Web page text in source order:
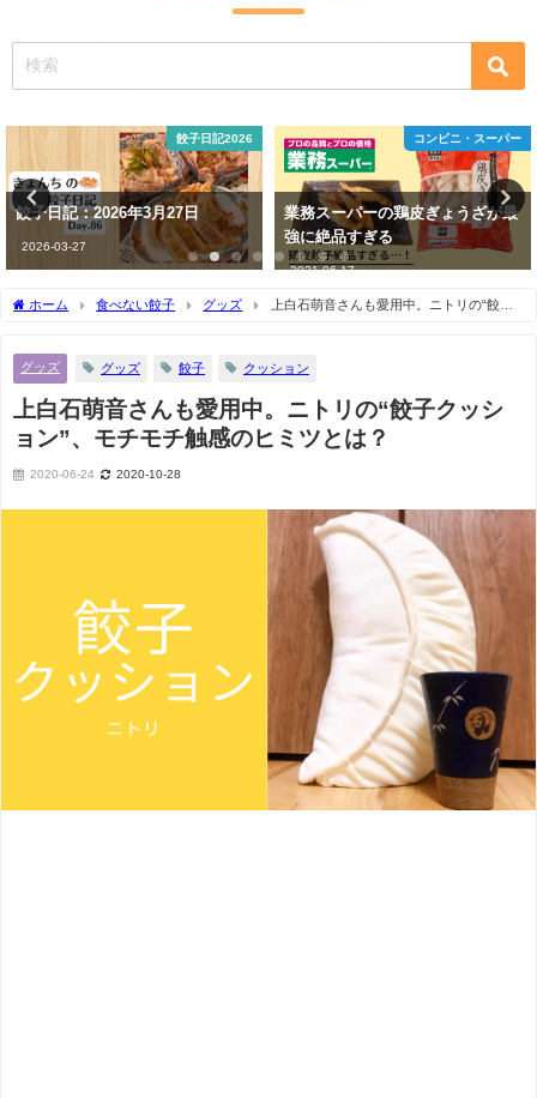
コンビニ・スーパー
業務スーパーの鶏皮ぎょうざが最
強に絶品すぎる
2021-06-17
豆知識
餃子はキャベツと白菜どっち派？
中国は白菜って本当!?
2021-08-31
ホーム 食べない餃子 グッズ
上白石萌音さんも愛用中。ニトリの“餃子
グッズ グッズ 餃子 クッション
上白石萌音さんも愛用中。ニトリの“餃子クッシ
ョン”、モチモチ触感のヒミツとは？
2020-06-24 2020-10-28